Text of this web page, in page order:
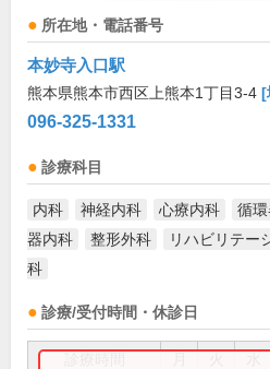
所在地・電話番号
本妙寺入口駅
熊本県熊本市西区上熊本1丁目3-4 [
096-325-1331
診療科目
内科 神経内科 心療内科 循
器内科
整形外科 リハビリテー
科
診療/受付時間・休診日